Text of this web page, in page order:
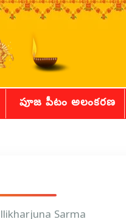
పూజ పీటం అలంకరణ
Sarma